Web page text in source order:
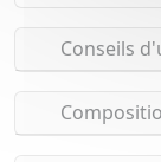
Conseils